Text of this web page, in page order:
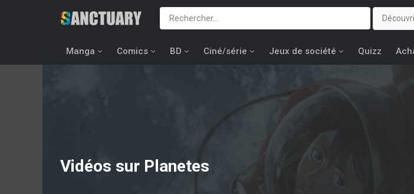
Manga Comics BD Ciné/série Jeux de société Quizz
Vidéos sur Planetes